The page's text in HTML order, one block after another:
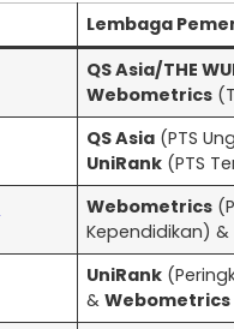
Lembaga
QS Asia/THE
Webometrics
QS Asia (PTS
UniRank (PTS
Webometrics
Kependidikan) &
UniRank
&Webometrics